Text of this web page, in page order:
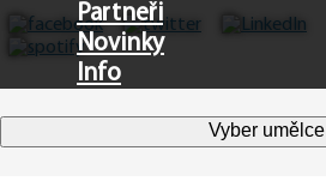
Partneři
Novinky
Info
Vyber umělce